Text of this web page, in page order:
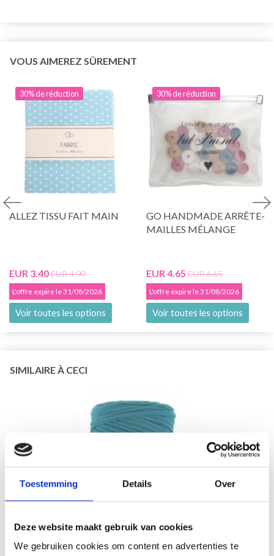
Toestemming Details Over
Deze website maakt gebruik van cookies
We gebruiken cookies om content en advertenties te
VOUS AIMEREZ SÛREMENT
30% de réduction
ALLEZ TISSU FAIT MAIN
EUR 3.40EUR 4.90
L'offre expire le 31/08/2026
Voir toutes les options
30% de réduction
GO HANDMADE ARRÊTE-
MAILLES MÉLANGE
EUR 4.65 EUR 6.65
L'offre expire le 31/08/2026
Voir toutes les options
SIMILAIRE À CECI